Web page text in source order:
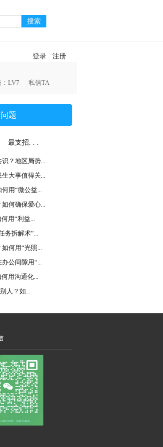
登录 注册
：LV7 私信TA
题
最支招. . .
？地区局势...
大事值得关...
用“微公益...
何确保爱心...
用“利益...
务拆解术”...
何用“光照...
公间隙用“...
用沟通化...
人？如...